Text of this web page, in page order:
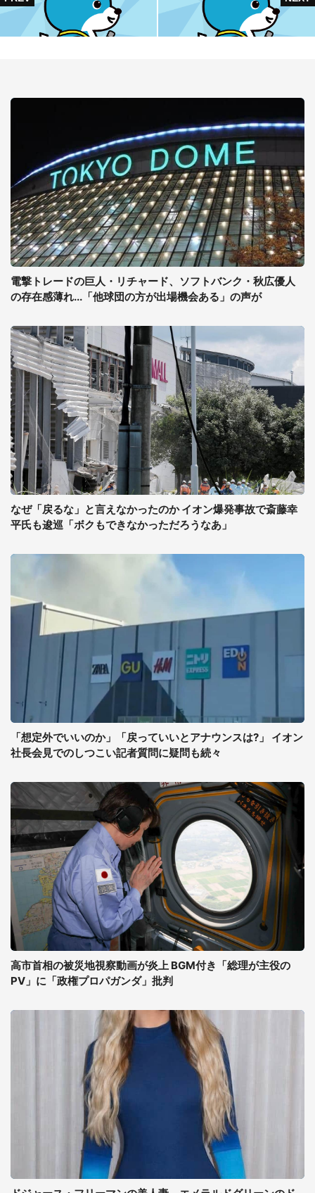
電撃トレードの巨人・リチャード、ソフトバンク・秋広優人
の存在感薄れ...「他球団の方が出場機会ある」の声が
なぜ「戻るな」と言えなかったのか イオン爆発事故で斎藤幸
平氏も逡巡「ボクもできなかっただろうなあ」
「想定外でいいのか」「戻っていいとアナウンスは?」 イオン
社長会見でのしつこい記者質問に疑問も続々
高市首相の被災地視察動画が炎上 BGM付き「総理が主役の
PV」に「政権プロパガンダ」批判